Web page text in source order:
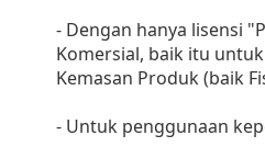
- Dengan hanya lisensi
Komersial, baik itu
Kemasan Produk (baik
- Untuk penggunaan